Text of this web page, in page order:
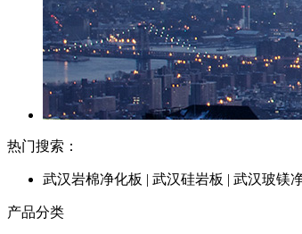
热门搜索：
武汉岩棉净化板 | 武汉硅岩板 | 武汉玻镁
产品分类